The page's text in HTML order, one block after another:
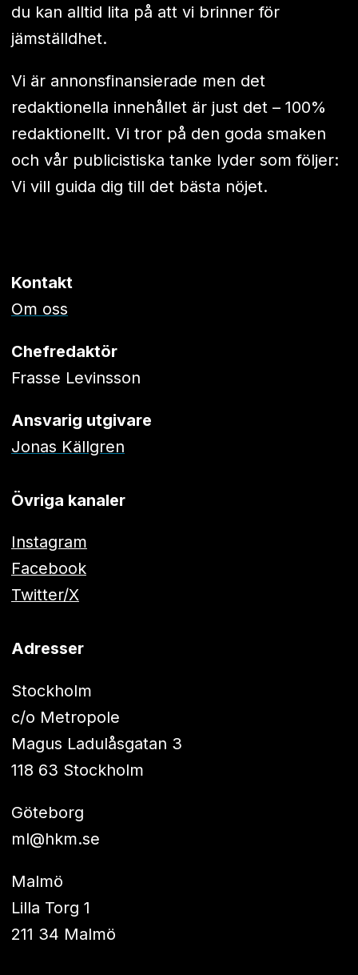
du kan alltid lita på att vi brinner för
jämställdhet.
Vi är annonsfinansierade men det
redaktionella innehållet är just det – 100%
redaktionellt. Vi tror på den goda smaken
och vår publicistiska tanke lyder som följer:
Vi vill guida dig till det bästa nöjet.
Kontakt
Om oss
Chefredaktör
Frasse Levinsson
Ansvarig utgivare
Jonas Källgren
Övriga kanaler
Instagram
Facebook
Twitter/X
Adresser
Stockholm
c/o Metropole
Magus Ladulåsgatan 3
118 63 Stockholm
Göteborg
ml@hkm.se
Malmö
Lilla Torg 1
211 34 Malmö